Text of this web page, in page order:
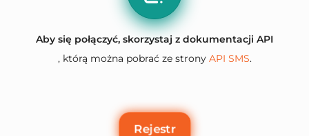
Aby się połączyć, skorzystaj z dokumentacji API
, którą można pobrać ze strony API SMS.
Rejestr